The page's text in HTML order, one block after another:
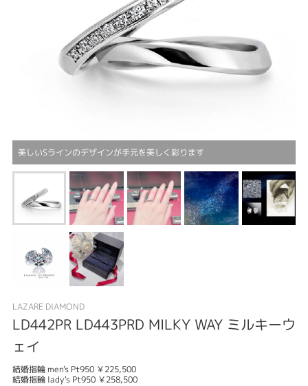
美しいSラインのデザインが手元を美しく彩ります
LAZARE DIAMOND
LD442PR LD443PRD MILKY WAY ミルキーウ
ェイ
結婚指輪 men's Pt950 ￥225,500
結婚指輪 lady's Pt950 ￥258,500